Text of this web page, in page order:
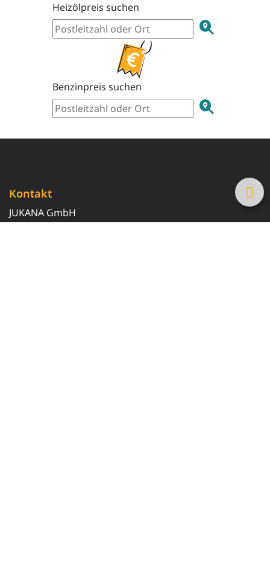
Heizölpreis suchen
Benzinpreis suchen
Kontakt
JUKANA GmbH